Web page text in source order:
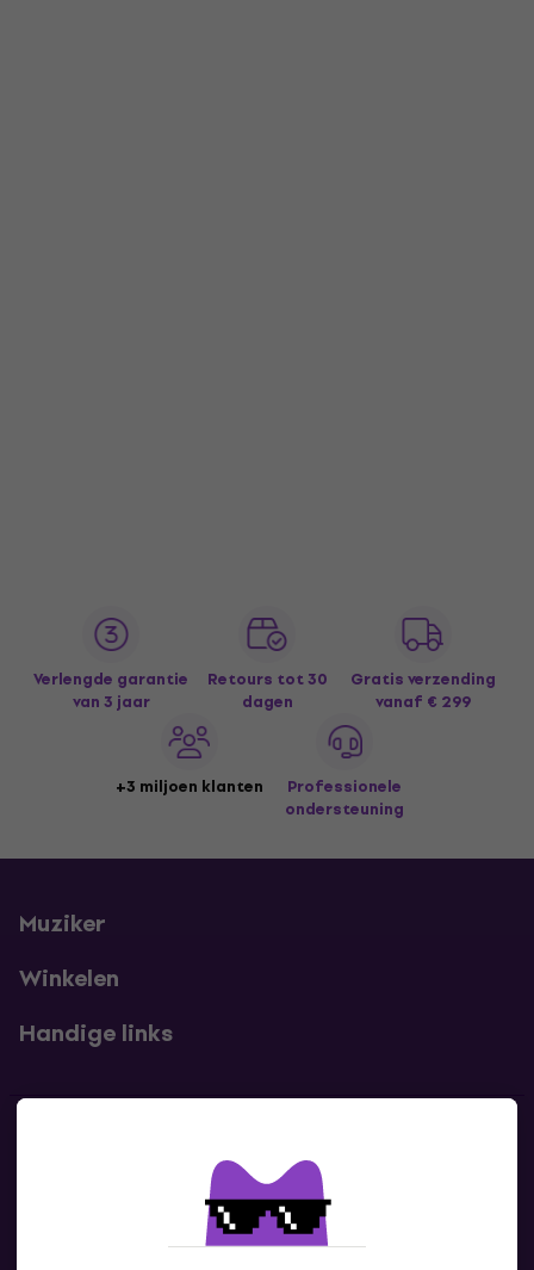
Verlengde garantie
van 3 jaar
Retours tot 30
dagen
Gratis verzending
vanaf € 299
+3 miljoen klanten
Professionele
ondersteuning
Muziker
Winkelen
Handige links
Neem contact met ons op